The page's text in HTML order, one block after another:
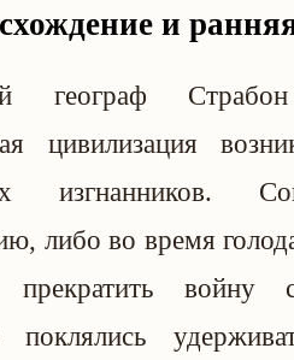
и
географ
цивилизация
изгнанников.
либо во время
прекратить войну
поклялись